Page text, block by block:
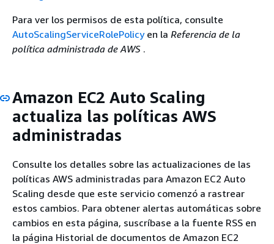
Para ver los permisos de esta política, consulte
AutoScalingServiceRolePolicyen la Referencia de la
política administrada de AWS .
Amazon EC2 Auto Scaling
actualiza las políticas AWS
administradas
Consulte los detalles sobre las actualizaciones de las
políticas AWS administradas para Amazon EC2 Auto
Scaling desde que este servicio comenzó a rastrear
estos cambios. Para obtener alertas automáticas sobre
cambios en esta página, suscríbase a la fuente RSS en
la página Historial de documentos de Amazon EC2